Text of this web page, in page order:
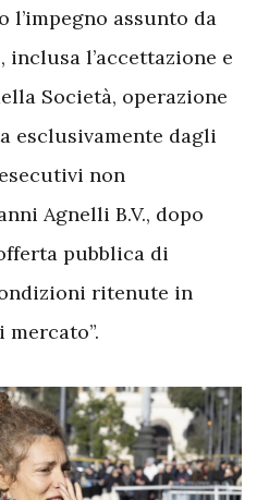
l’impegno assunto da
inclusa l’accettazione e
Società, operazione
esclusivamente dagli
non
Agnelli B.V., dopo
pubblica di
ritenute in